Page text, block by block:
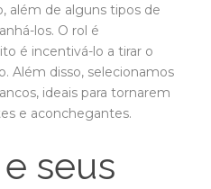
além de alguns tipos de
los. O rol é
é incentivá-lo a tirar o
Além disso, selecionamos
ideais para tornarem
e aconchegantes.
seus